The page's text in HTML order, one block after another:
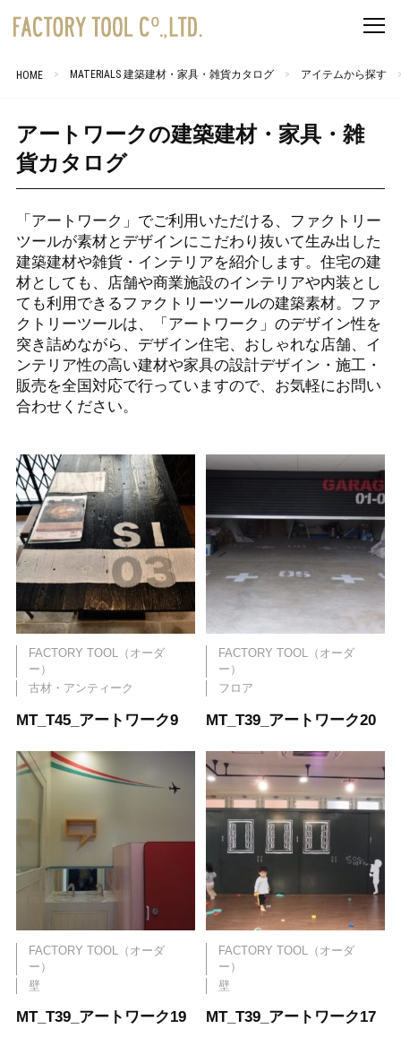
HOME MATERIALS 建築建材・家具・雑貨カタログ アイテムから探す
アートワークの建築建材・家具・雑
貨カタログ
「アートワーク」でご利用いただける、ファクトリー
ツールが素材とデザインにこだわり抜いて生み出した
建築建材や雑貨・インテリアを紹介します。住宅の建
材としても、店舗や商業施設のインテリアや内装とし
ても利用できるファクトリーツールの建築素材。ファ
クトリーツールは、「アートワーク」のデザイン性を
突き詰めながら、デザイン住宅、おしゃれな店舗、イ
ンテリア性の高い建材や家具の設計デザイン・施工・
販売を全国対応で行っていますので、お気軽にお問い
合わせください。
FACTORY TOOL（オーダ
ー）
古材・アンティーク
MT_T45_アートワーク9
FACTORY TOOL（オーダ
ー）
フロア
MT_T39_アートワーク20
FACTORY TOOL（オーダ
ー）
壁
MT_T39_アートワーク19
FACTORY TOOL（オーダ
ー）
壁
MT_T39_アートワーク17